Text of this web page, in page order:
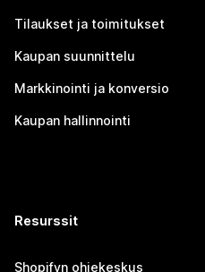
Tilaukset ja toimitukset
Kaupan suunnittelu
Markkinointi ja konversio
Kaupan hallinnointi
Resurssit
Shopifyn ohjekeskus